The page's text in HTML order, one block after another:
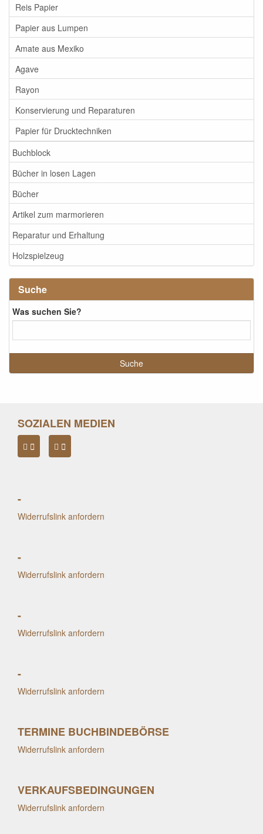
Reis Papier
Papier aus Lumpen
Amate aus Mexiko
Agave
Rayon
Konservierung und Reparaturen
Papier für Drucktechniken
Buchblock
Bücher in losen Lagen
Bücher
Artikel zum marmorieren
Reparatur und Erhaltung
Holzspielzeug
Suche
Was suchen Sie?
SOZIALEN MEDIEN
-
Widerrufslink anfordern
-
Widerrufslink anfordern
-
Widerrufslink anfordern
-
Widerrufslink anfordern
TERMINE BUCHBINDEBÖRSE
Widerrufslink anfordern
VERKAUFSBEDINGUNGEN
Widerrufslink anfordern